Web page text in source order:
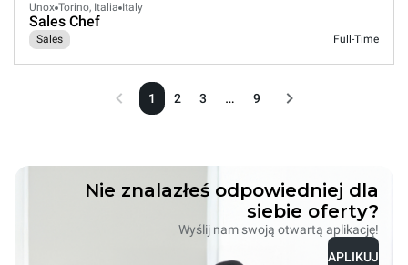
Unox Torino, Italia Italy
Sales Chef
Sales Full-Time
1 2 3 … 9
Nie znalazłeś odpowiedniej dla
siebie oferty?
Wyślij nam swoją otwartą aplikację!
APLIKUJ